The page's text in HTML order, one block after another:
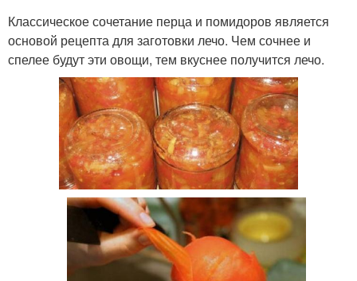
Классическое сочетание перца и помидоров является
основой рецепта для заготовки лечо. Чем сочнее и
спелее будут эти овощи, тем вкуснее получится лечо.